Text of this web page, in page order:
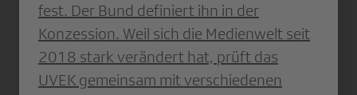
fest. Der Bund definiert ihn in der
Konzession. Weil sich die Medienwelt seit
2018 stark verändert hat, prüft das
UVEK gemeinsam mit verschiedenen